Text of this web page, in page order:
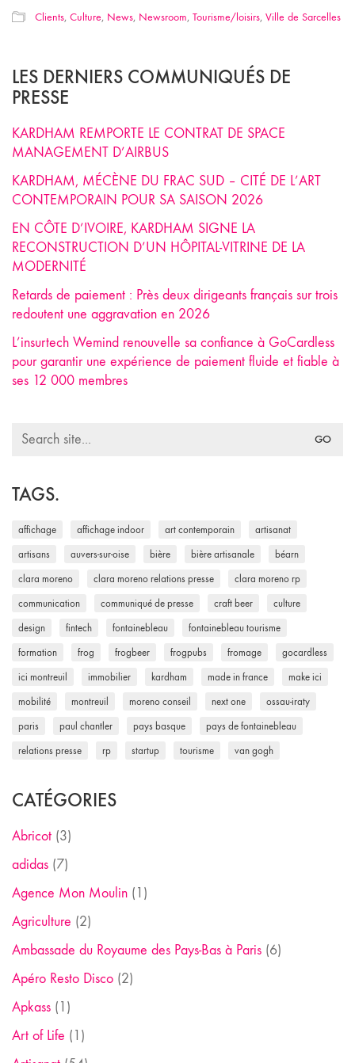
Clients, Culture, News, Newsroom, Tourisme/loisirs, Ville de Sarcelles
LES DERNIERS COMMUNIQUÉS DE
PRESSE
KARDHAM REMPORTE LE CONTRAT DE SPACE
MANAGEMENT D’AIRBUS
KARDHAM, MÉCÈNE DU FRAC SUD – CITÉ DE L’ART
CONTEMPORAIN POUR SA SAISON 2026
EN CÔTE D’IVOIRE, KARDHAM SIGNE LA
RECONSTRUCTION D’UN HÔPITAL-VITRINE DE LA
MODERNITÉ
Retards de paiement : Près deux dirigeants français sur trois
redoutent une aggravation en 2026
L’insurtech Wemind renouvelle sa confiance à GoCardless
pour garantir une expérience de paiement fluide et fiable à
ses 12 000 membres
Search
TAGS.
affichage affichage indoor art contemporain artisanat
artisans auvers-sur-oise bière bière artisanale béarn
clara moreno clara moreno relations presse clara moreno rp
communication communiqué de presse craft beer culture
design fintech fontainebleau fontainebleau tourisme
formation frog frogbeer frogpubs fromage gocardless
ici montreuil immobilier kardham made in france make ici
mobilité montreuil moreno conseil next one ossau-iraty
paris paul chantler pays basque pays de fontainebleau
relations presse rp startup tourisme van gogh
CATÉGORIES
Abricot (3)
adidas (7)
Agence Mon Moulin (1)
Agriculture (2)
Ambassade du Royaume des Pays-Bas à Paris (6)
Apéro Resto Disco (2)
Apkass (1)
Art of Life (1)